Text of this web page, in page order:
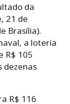
da
21 de
Brasília).
a loteria
R$ 105
dezenas
R$ 116